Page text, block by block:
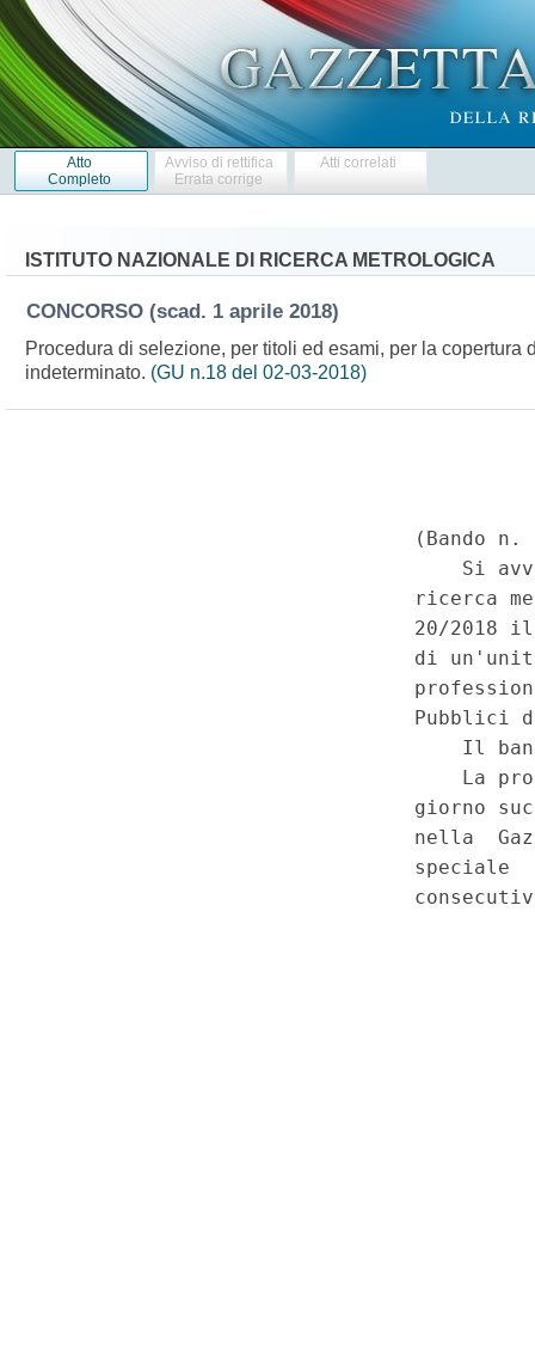
Atto
Completo
Avviso di rettifica
Errata corrige
Atti correlati
ISTITUTO NAZIONALE DI RICERCA METROLOGICA
CONCORSO (scad. 1 aprile 2018)
Procedura di selezione, per titoli ed esami, per la copertura
indeterminato. (GU n.18 del 02-03-2018)